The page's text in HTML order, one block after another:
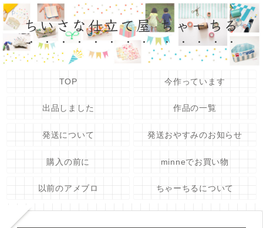
ちいさな仕立て屋 ちゃーちる
TOP 今作っています
出品しました 作品の一覧
発送について 発送おやすみのお知らせ
購入の前に minneでお買い物
以前のアメブロ ちゃーちるについて